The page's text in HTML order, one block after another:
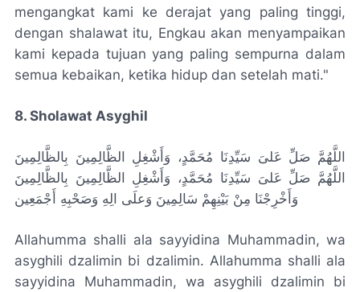
mengangkat kami ke derajat yang paling tinggi,
dengan shalawat itu, Engkau akan menyampaikan
kami kepada tujuan yang paling sempurna dalam
semua kebaikan, ketika hidup dan setelah mati."
8. Sholawat Asyghil
اللَّهُمَّ صَلِّ عَلىَ سَيِّدِنَا مُحَمَّدٍ، وَأَشْغِلِ الظَّالِمِينَ بِالظَّالِمِينَ
اللَّهُمَّ صَلِّ عَلىَ سَيِّدِنَا مُحَمَّدٍ، وَأَشْغِلِ الظَّالِمِينَ بِالظَّالِمِينَ
وَأَخْرِجْنَا مِنْ بَيْنِهِمْ سَالِمِينَ وَعلَى الِهِ وَصَحْبِهِ أَجْمَعِين
Allahumma shalli ala sayyidina Muhammadin, wa
asyghili dzalimin bi dzalimin. Allahumma shalli ala
sayyidina Muhammadin, wa asyghili dzalimin bi